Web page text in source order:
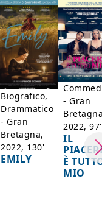
Biografico,
Drammatico
- Gran
Bretagna,
2022, 130'
EMILY
- Gran
2022, 97'
IL
È
MIO